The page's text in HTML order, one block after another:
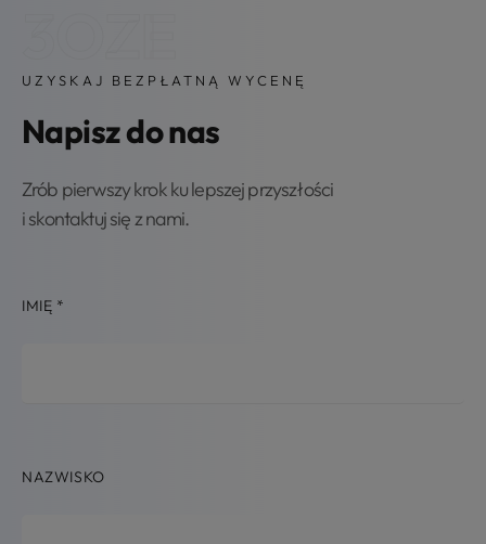
UZYSKAJ BEZPŁATNĄ WYCENĘ
Napisz do nas
Zrób pierwszy krok ku lepszej przyszłości
i skontaktuj się z nami.
IMIĘ *
NAZWISKO